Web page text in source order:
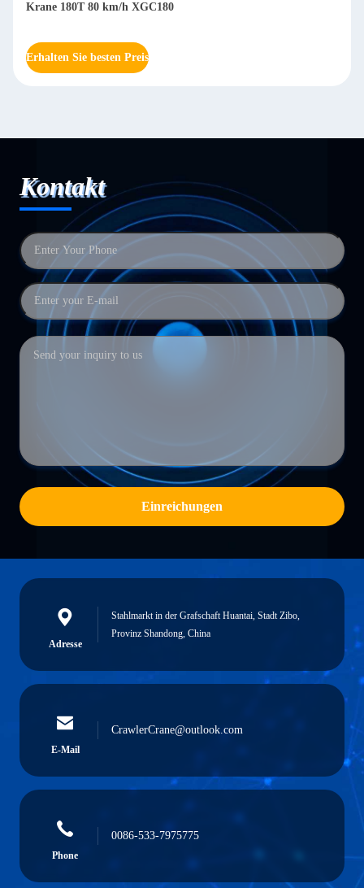
Krane 180T 80 km/h XGC180
Erhalten Sie besten Preis
Kontakt
Einreichungen
Adresse
Stahlmarkt in der Grafschaft Huantai, Stadt Zibo,
Provinz Shandong, China
E-Mail
CrawlerCrane@outlook.com
Phone
0086-533-7975775